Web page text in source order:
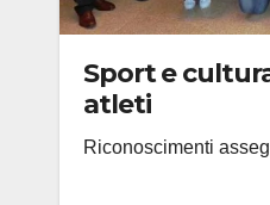
Sport e
atleti
Riconoscimenti